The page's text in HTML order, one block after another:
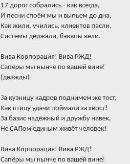
17 дорог собрались - как всегда,
И песни споём мы и выпьем до дна,
Как жили, учились, клиентов пасли,
Системы держали, бэкапы вели.
Вива Корпорация! Вива РЖД!
Сапёры мы нынче по вашей вине!
(дважды)
За кузницу кадров поднимем же тост,
Как птицу удачи поймали за хвост!
За базис надёжный и дружбу навек,
Не САПом единым живёт человек!
Вива Корпорация! Вива РЖД!
Сапёры мы нынче по вашей вине!